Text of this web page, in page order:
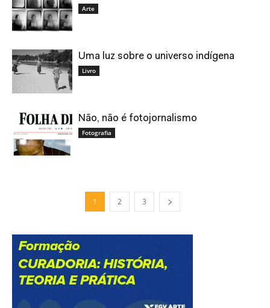
Arte
Uma luz sobre o universo indígena
Livro
Não, não é fotojornalismo
Fotografia
1 2 3